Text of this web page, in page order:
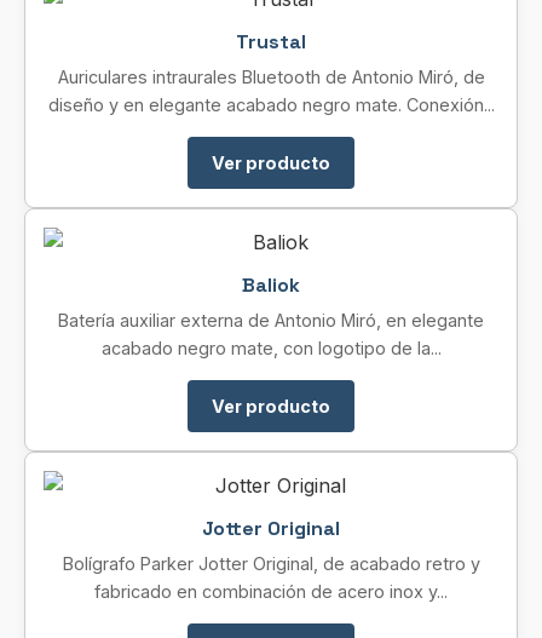
Trustal
Auriculares intraurales Bluetooth de Antonio Miró, de
diseño y en elegante acabado negro mate. Conexión...
Ver producto
Baliok
Batería auxiliar externa de Antonio Miró, en elegante
acabado negro mate, con logotipo de la...
Ver producto
Jotter Original
Bolígrafo Parker Jotter Original, de acabado retro y
fabricado en combinación de acero inox y...